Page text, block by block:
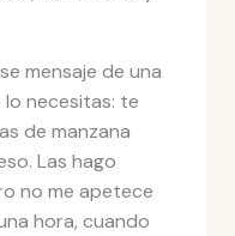
mensaje de una
necesitas: te
de manzana
Las hago
no me apetece
hora, cuando